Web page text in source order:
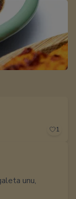
1
unu,